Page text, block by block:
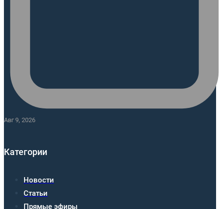
Авг 9, 2026
Категории
Новости
Статьи
Прямые эфиры